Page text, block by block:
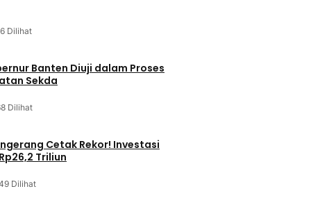
Dilihat
Banten Diuji dalam Proses
Sekda
Dilihat
Cetak Rekor! Investasi
Triliun
Dilihat